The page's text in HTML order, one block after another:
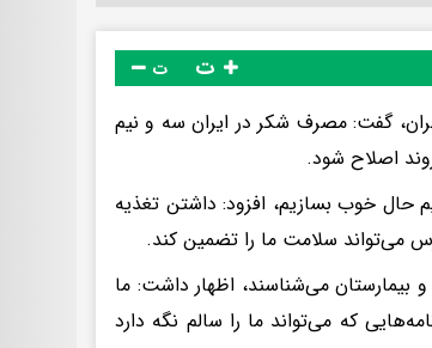
ت
گفت: مصرف شکر در ایران سه و نیم
حال خوب بسازیم، افزود: داشتن تغذیه
می‌تواند سلامت ما را تضمین کند.
بیمارستان می‌شناسند، اظهار داشت: ما
که می‌تواند ما را سالم نگه دارد